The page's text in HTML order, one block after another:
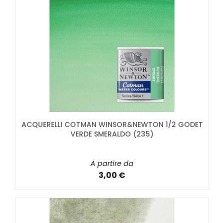
ACQUERELLI COTMAN WINSOR&NEWTON 1/2 GODET
VERDE SMERALDO (235)
A partire da
3,00 €